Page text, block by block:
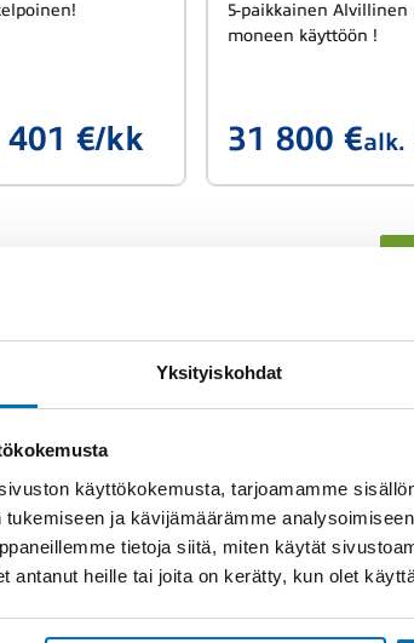
Yksityiskohdat
käyttökokemusta, tarjoamamme
ja kävijämäärämme
tietoja siitä, miten käytät
antanut heille tai joita on kerätty, kun olet
401 €/kk
5-paikkainen Alvillinen
moneen käyttöön !
31 800 €alk.